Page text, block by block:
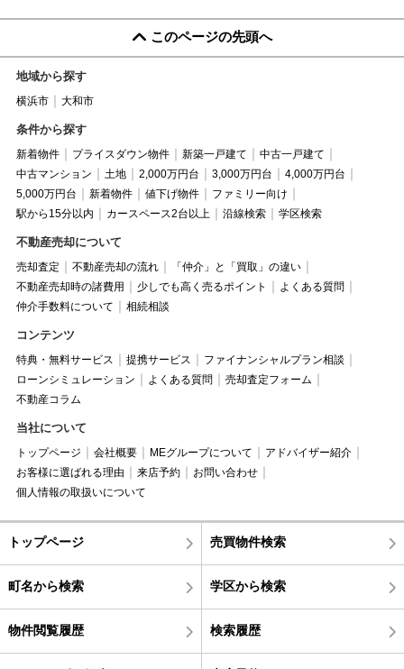
このページの先頭へ
地域から探す
横浜市 大和市
条件から探す
新着物件 プライスダウン物件 新築一戸建て
中古一戸建て
中古マンション
土地 2,000万円台 3,000万円台
4,000万円台
5,000万円台
新着物件 値下げ物件
ファミリー向け
駅から15分以内
カースペース2台以上 沿線検索 学区検索
不動産売却について
売却査定 不動産売却の流れ
「仲介」と「買取」の違い
不動産売却時の諸費用
少しでも高く売るポイント
よくある質問
仲介手数料について
相続相談
コンテンツ
特典・無料サービス 提携サービス
ファイナンシャルプラン相談
ローンシミュレーション
よくある質問
売却査定フォーム
不動産コラム
当社について
トップページ 会社概要 MEグループについて
アドバイザー紹介
お客様に選ばれる理由
来店予約
お問い合わせ
個人情報の取扱いについて
トップページ 売買物件検索
町名から検索 学区から検索
物件閲覧履歴 検索履歴